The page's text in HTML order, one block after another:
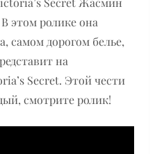
В этом ролике она
самом дорогом белье,
на
Secret. Этой чести
смотрите ролик!